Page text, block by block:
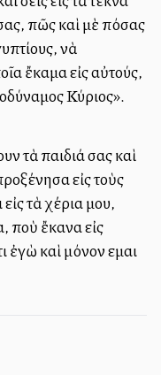
πῶς καὶ μὲ πόσας
νὰ
ἔκαμα εἰς αὐτούς,
Κύριος».
τὰ παιδιά σας καὶ
εἰς τοὺς
τὰ χέρια μου,
ποὺ ἔκανα εἰς
ἐγὼ καὶ μόνον εἶμαι